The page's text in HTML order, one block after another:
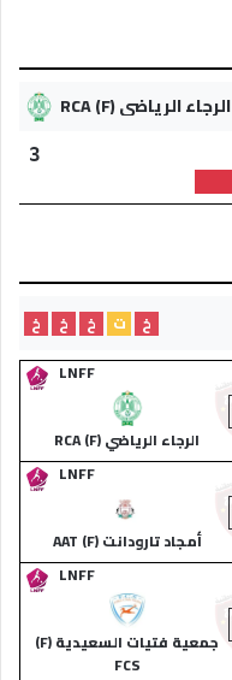
الرجاء الرياضي (F) RCA
3
خ ت خ خ
خ
LNFF
الرجاء الرياضي (F) RCA
LNFF
أمجاد تارودانت (F) AAT
LNFF
جمعية فتيات السعيدية (F)
FCS